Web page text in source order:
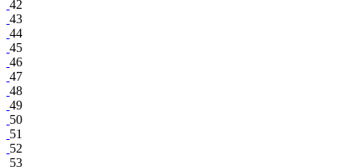
42
43
44
45
46
47
48
49
50
51
52
53